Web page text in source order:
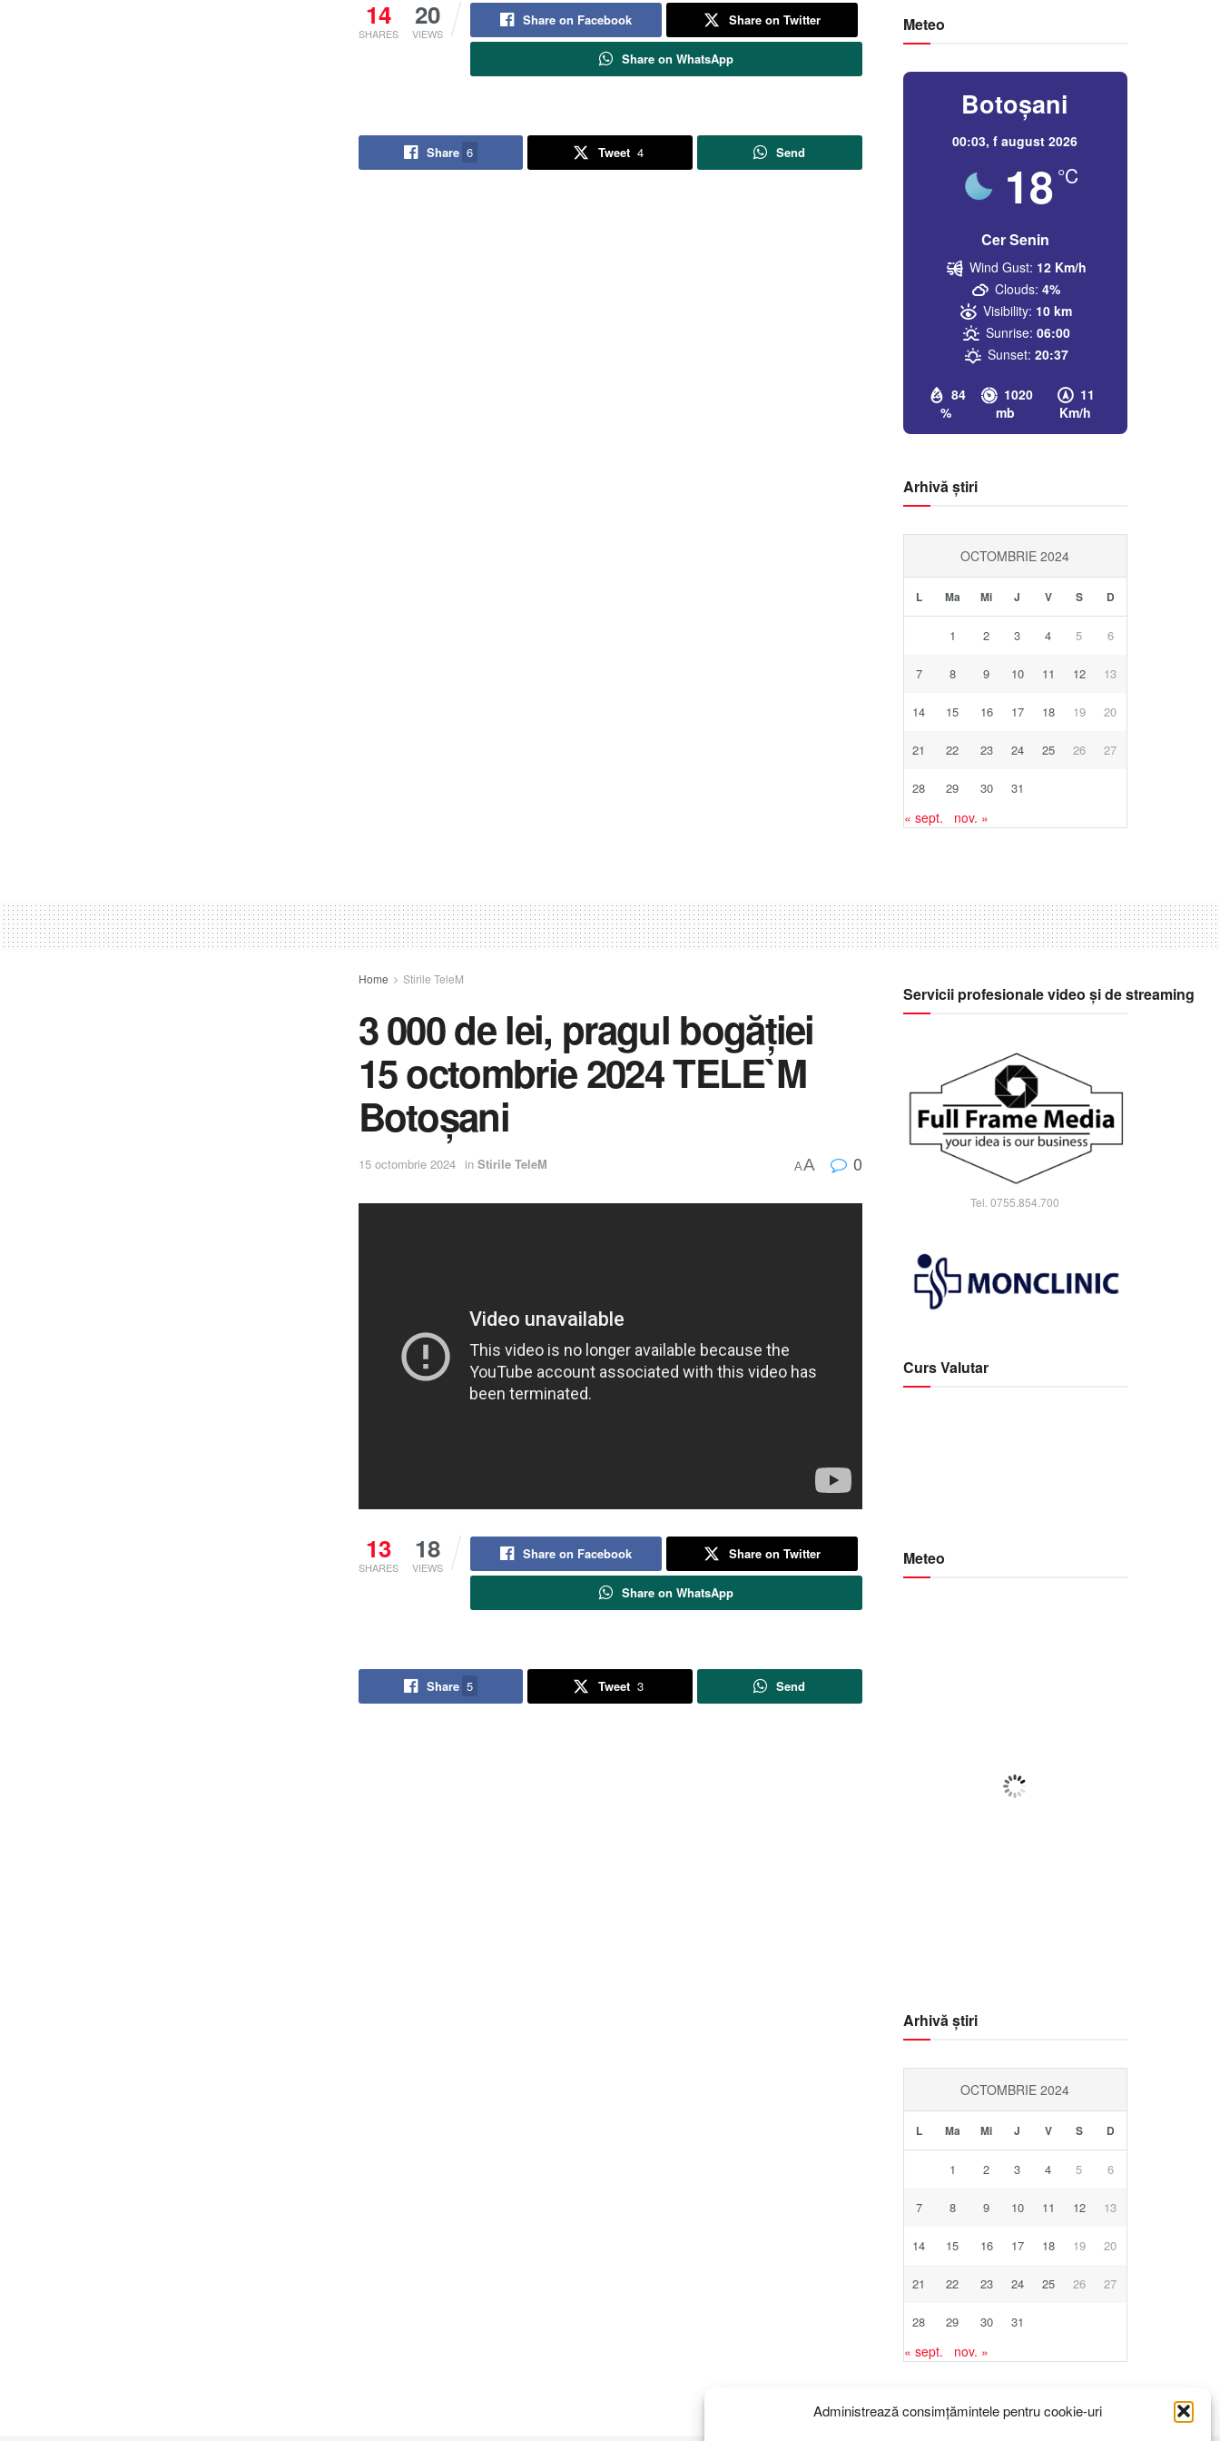
Administrează consimțămintele pentru cookie-uri
14
SHARES
20
VIEWS
Share on Facebook Share on Twitter
Share on WhatsApp
Share 6 Tweet 4 Send
Meteo
Botoșani
00:03,f august 2026
18 °C
Cer Senin
84
%
1020
mb
11
Km/h
Wind Gust: 12 Km/h
Clouds: 4%
Visibility: 10 km
Sunrise: 06:00
Sunset: 20:37
Arhivă știri
OCTOMBRIE 2024
L Ma Mi J V S D
1 2 3 4 5 6
7 8 9 10 11 12 13
14 15 16 17 18 19 20
21 22 23 24 25 26 27
28 29 30 31
« sept. nov. »
Home Stirile TeleM
3 000 de lei, pragul bogăției
15 octombrie 2024 TELE`M
Botoșani
15 octombrie 2024 in Stirile TeleM AA 0
13
SHARES
18
VIEWS
Share on Facebook Share on Twitter
Share on WhatsApp
Share 5 Tweet 3 Send
Servicii profesionale video și de streaming
Tel. 0755.854.700
Curs Valutar
Meteo
Cer Senin
Wind Gust:
Arhivă știri
OCTOMBRIE 2024
L Ma Mi J V S D
1 2 3 4 5 6
7 8 9 10 11 12 13
14 15 16 17 18 19 20
21 22 23 24 25 26 27
28 29 30 31
« sept. nov. »